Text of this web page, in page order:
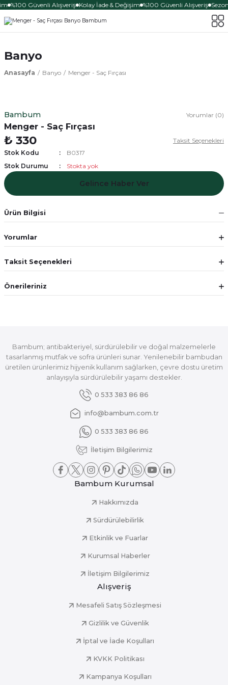
%100 Güvenli Alışveriş Kolay İade & Değişim %100 Güvenli Alışveriş
Banyo
Anasayfa Banyo Menger - Saç Fırçası
Bambum Yorumlar (0)
Menger - Saç Fırçası
₺ 330
Taksit Seçenekleri
Stok Kodu
B0317
Stok Durumu
Stokta yok
Gelince Haber Ver
Ürün Bilgisi
Yorumlar
Taksit Seçenekleri
Önerileriniz
Bambum; antibakteriyel, sürdürülebilir ve doğal malzemelerle
tasarlanmış mutfak ve sofra ürünleri sunar. Yenilenebilir bambudan
üretilen ürünlerimiz hijyenik kullanım sağlarken, çevre dostu üretim
anlayışıyla sürdürülebilir yaşamı destekler.
0 533 383 86 86
info@bambum.com.tr
0 533 383 86 86
İletişim Bilgilerimiz
Bambum Kurumsal
Hakkımızda
Sürdürülebilirlik
Etkinlik ve Fuarlar
Kurumsal Haberler
İletişim Bilgilerimiz
Alışveriş
Mesafeli Satış Sözleşmesi
Gizlilik ve Güvenlik
İptal ve İade Koşulları
KVKK Politikası
Kampanya Koşulları